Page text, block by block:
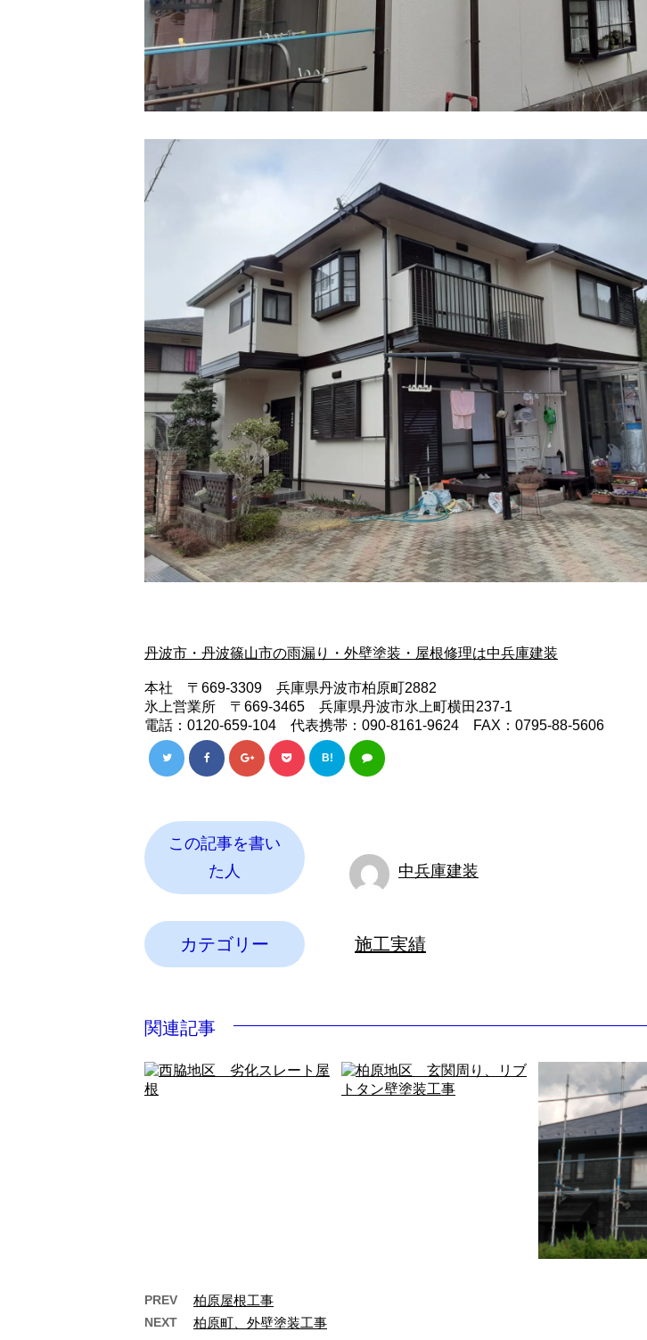
丹波市・丹波篠山市の雨漏り・外壁塗装・屋根修理は中兵庫建装
本社 〒669-3309 兵庫県丹波市柏原町2882
氷上営業所 〒669-3465 兵庫県丹波市氷上町横田237-1
電話：0120-659-104 代表携帯：090-8161-9624 FAX：0795-88-5606
B!
この記事を書い
た人
中兵庫建装
カテゴリー 施工実績
関連記事
西脇地区 劣化スレート屋
PREV 柏原屋根工事
NEXT 柏原町、外壁塗装工事